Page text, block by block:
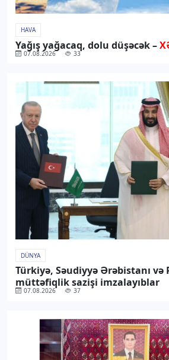
HAVA
Yağış yağacaq, dolu düşəcək –
07.08.2026 33
DÜNYA
Türkiyə, Səudiyyə Ərəbistanı və
müttəfiqlik sazişi imzalayıblar
07.08.2026 37